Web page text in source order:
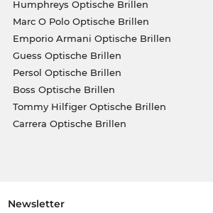
Humphreys Optische Brillen
Marc O Polo Optische Brillen
Emporio Armani Optische Brillen
Guess Optische Brillen
Persol Optische Brillen
Boss Optische Brillen
Tommy Hilfiger Optische Brillen
Carrera Optische Brillen
Newsletter